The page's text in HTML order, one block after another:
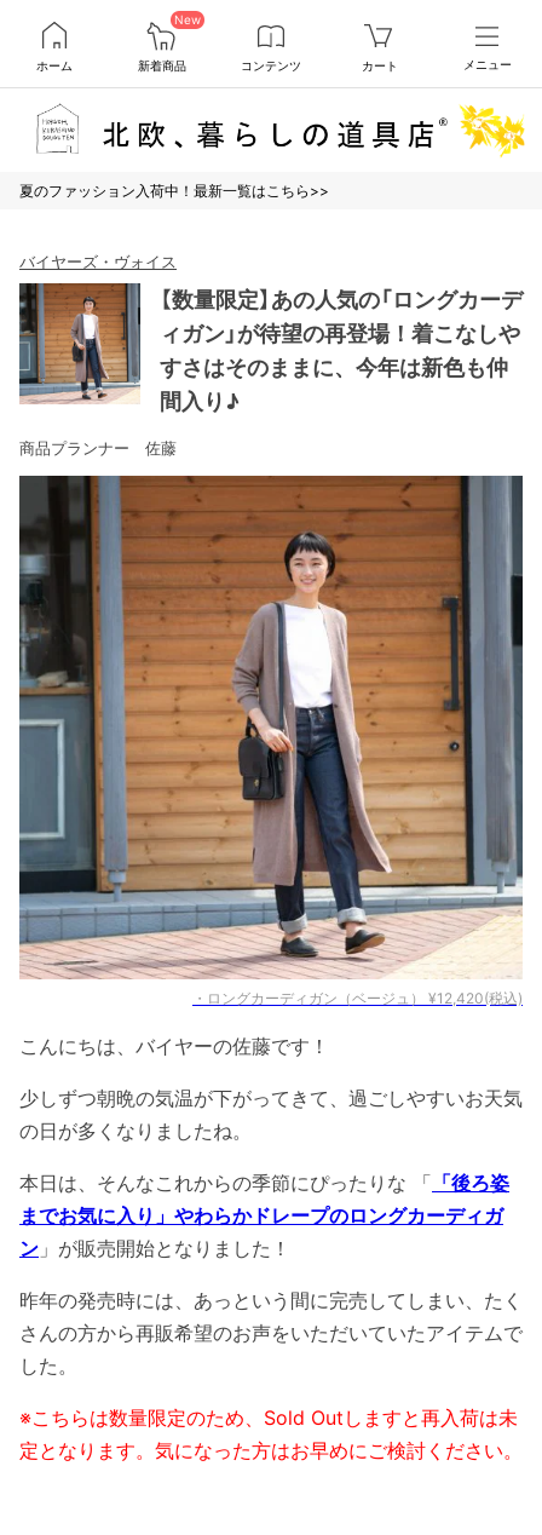
ホーム
New
新着商品 コンテンツ カート メニュー
夏のファッション入荷中！最新一覧はこちら>>
バイヤーズ・ヴォイス
【数量限定】あの人気の「ロングカーデ
ィガン」が待望の再登場！着こなしや
すさはそのままに、今年は新色も仲
間入り♪
商品プランナー 佐藤
・ロングカーディガン（ベージュ） ¥12,420(税込)
こんにちは、バイヤーの佐藤です！
少しずつ朝晩の気温が下がってきて、過ごしやすいお天気
の日が多くなりましたね。
本日は、そんなこれからの季節にぴったりな 「 「後ろ姿
までお気に入り」やわらかドレープのロングカーディガ
ン 」が販売開始となりました！
昨年の発売時には、あっという間に完売してしまい、たく
さんの方から再販希望のお声をいただいていたアイテムで
した。
※こちらは数量限定のため、Sold Outしますと再入荷は未
定となります。気になった方はお早めにご検討ください。